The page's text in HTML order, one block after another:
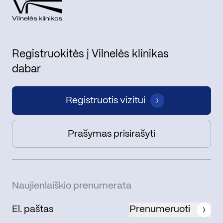
Registruokitės į Vilnelės klinikas
dabar
Registruotis vizitui
Prašymas prisirašyti
Naujienlaiškio prenumerata
Prenumeruoti